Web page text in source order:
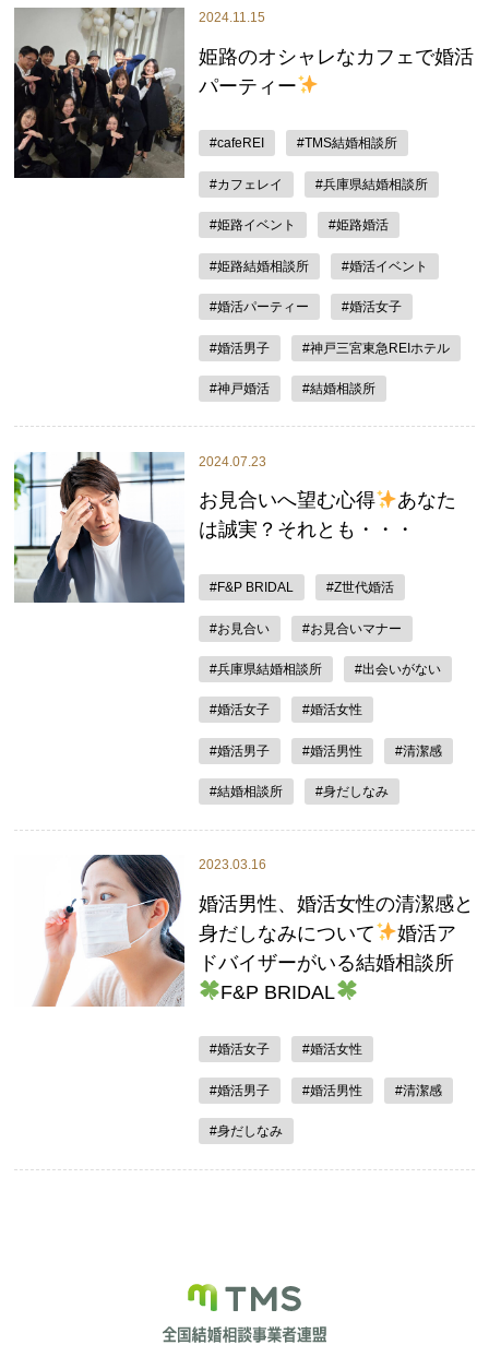
2024.11.15
姫路のオシャレなカフェで婚活
パーティー
#cafeREI #TMS結婚相談所
#カフェレイ #兵庫県結婚相談所
#姫路イベント #姫路婚活
#姫路結婚相談所 #婚活イベント
#婚活パーティー #婚活女子
#婚活男子 #神戸三宮東急REIホテル
#神戸婚活 #結婚相談所
2024.07.23
お見合いへ望む心得
あなた
は誠実？それとも・・・
#F&P BRIDAL #Z世代婚活
#お見合い #お見合いマナー
#兵庫県結婚相談所 #出会いがない
#婚活女子 #婚活女性
#婚活男子 #婚活男性 #清潔感
#結婚相談所 #身だしなみ
2023.03.16
婚活男性、婚活女性の清潔感と
身だしなみについて
婚活ア
ドバイザーがいる結婚相談所
F&P BRIDAL
#婚活女子 #婚活女性
#婚活男子 #婚活男性 #清潔感
#身だしなみ